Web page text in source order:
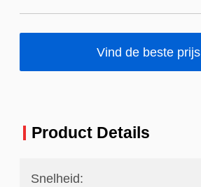
Vind de beste prijs
Product Details
Snelheid: